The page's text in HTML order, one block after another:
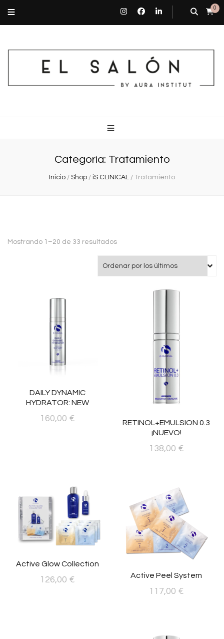
0
Categoría: Tratamiento
Inicio / Shop / iS CLINICAL / Tratamiento
Mostrando 1–20 de 33 resultadosOrdenado
los
últimos
DAILY DYNAMIC
HYDRATOR: NEW
160,00 €
RETINOL+EMULSION 0.3
¡NUEVO!
138,00 €
Active Glow Collection
126,00 € Active Peel System
117,00 €